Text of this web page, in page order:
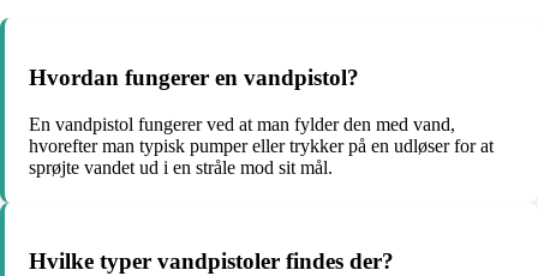
Hvordan fungerer en vandpistol?
En vandpistol fungerer ved at man fylder den med vand,
hvorefter man typisk pumper eller trykker på en udløser for at
sprøjte vandet ud i en stråle mod sit mål.
Hvilke typer vandpistoler findes der?